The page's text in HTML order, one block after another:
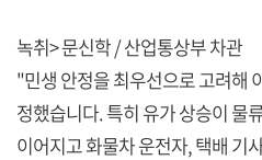
녹취> 문신학 / 산업통상부 차관
"민생 안정을 최우선으로 고려해
정했습니다. 특히 유가 상승이 물
이어지고 화물차 운전자, 택배 기